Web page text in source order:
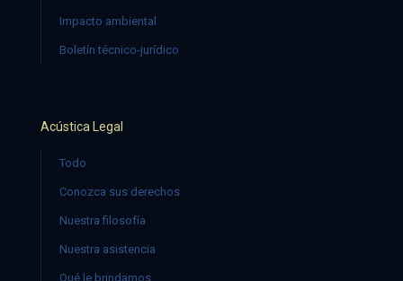
Impacto ambiental
Boletín técnico-jurídico
Acústica Legal
Todo
Conozca sus derechos
Nuestra filosofía
Nuestra asistencia
Qué le brindamos